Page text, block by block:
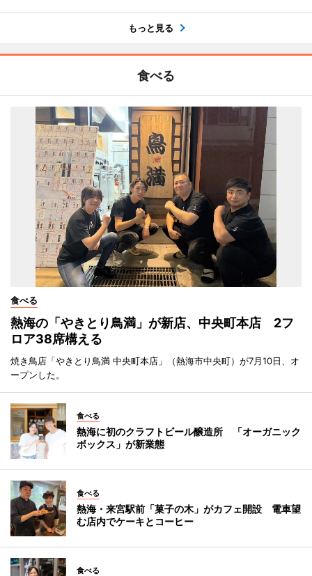
もっと見る
食べる
食べる
熱海の「やきとり鳥満」が新店、中央町本店 2フ
ロア38席構える
焼き鳥店「やきとり鳥満 中央町本店」（熱海市中央町）が7月10日、オ
ープンした。
食べる
熱海に初のクラフトビール醸造所 「オーガニック
ボックス」が新業態
食べる
熱海・来宮駅前「菓子の木」がカフェ開設 電車望
む店内でケーキとコーヒー
食べる